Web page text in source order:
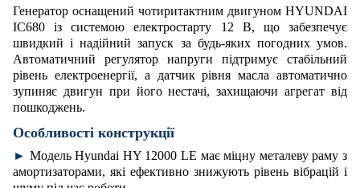
Генератор оснащений чотиритактним двигуном HYUNDAI
IC680 із системою електростарту 12 В, що забезпечує
швидкий і надійний запуск за будь-яких погодних умов.
Автоматичний регулятор напруги підтримує стабільний
рівень електроенергії, а датчик рівня масла автоматично
зупиняє двигун при його нестачі, захищаючи агрегат від
пошкоджень.
Особливості конструкції
► Модель Hyundai HY 12000 LE має міцну металеву раму з
амортизаторами, які ефективно знижують рівень вібрацій і